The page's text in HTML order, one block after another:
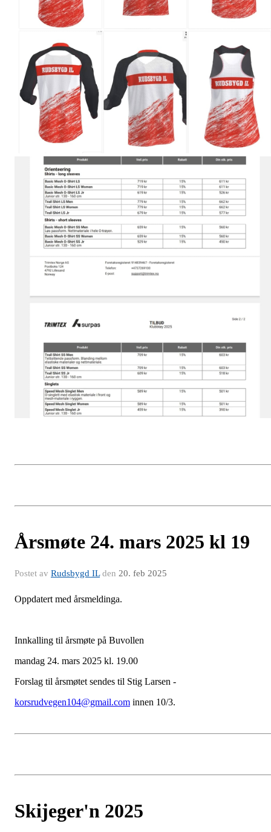
Årsmøte 24. mars 2025 kl 19
Postet av Rudsbygd ILden 20. feb 2025
Oppdatert med årsmeldinga.
Innkalling til årsmøte på Buvollen
mandag 24. mars 2025 kl. 19.00
Forslag til årsmøtet sendes til Stig Larsen -
korsrudvegen104@gmail.com innen 10/3.
Skijeger'n 2025